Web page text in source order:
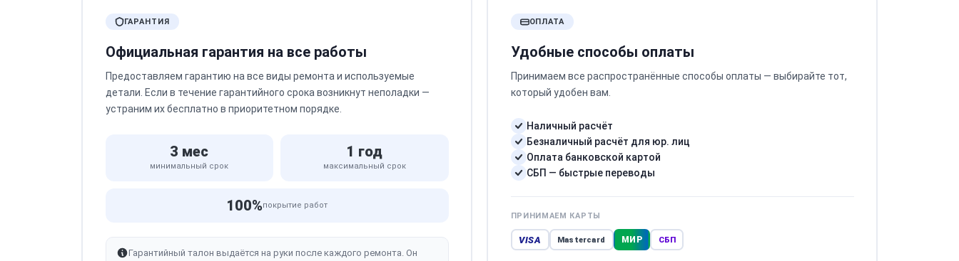
ГАРАНТИЯ
Официальная гарантия на все работы
Предоставляем гарантию на все виды ремонта и используемые
детали. Если в течение гарантийного срока возникнут неполадки —
устраним их бесплатно в приоритетном порядке.
3 мес
минимальный срок
1 год
максимальный срок
100%покрытие работ
Гарантийный талон выдаётся на руки после каждого ремонта. Он
ОПЛАТА
Удобные способы оплаты
Принимаем все распространённые способы оплаты — выбирайте тот,
который удобен вам.
Наличный расчёт
Безналичный расчёт для юр. лиц
Оплата банковской картой
СБП — быстрые переводы
ПРИНИМАЕМ КАРТЫ
VISA Mastercard МИР СБП